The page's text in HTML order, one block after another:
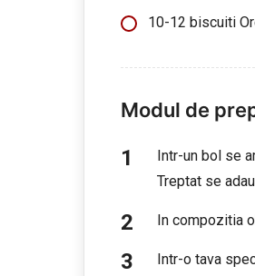
10-12 biscuiti
Modul de
Intr-un bol se
Treptat se
In compozitia
Intr-o tava